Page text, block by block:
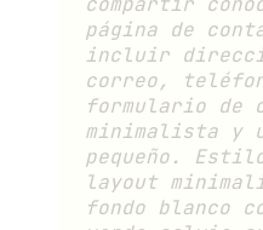
página de
incluir
correo,
formulario de
minimalista y
pequeño.
layout
fondo blanco